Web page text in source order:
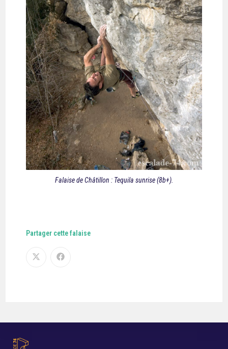
Falaise de Châtillon : Tequila sunrise (8b+).
Partager cette falaise